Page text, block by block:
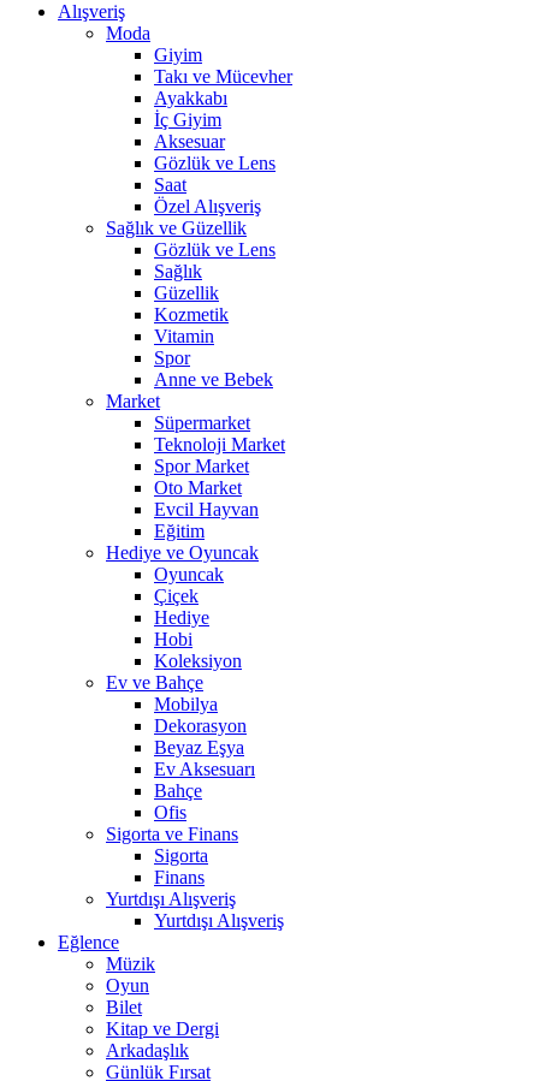
Alışveriş
Moda
Giyim
Takı ve Mücevher
Ayakkabı
İç Giyim
Aksesuar
Gözlük ve Lens
Saat
Özel Alışveriş
Sağlık ve Güzellik
Gözlük ve Lens
Sağlık
Güzellik
Kozmetik
Vitamin
Spor
Anne ve Bebek
Market
Süpermarket
Teknoloji Market
Spor Market
Oto Market
Evcil Hayvan
Eğitim
Hediye ve Oyuncak
Oyuncak
Çiçek
Hediye
Hobi
Koleksiyon
Ev ve Bahçe
Mobilya
Dekorasyon
Beyaz Eşya
Ev Aksesuarı
Bahçe
Ofis
Sigorta ve Finans
Sigorta
Finans
Yurtdışı Alışveriş
Yurtdışı Alışveriş
Eğlence
Müzik
Oyun
Bilet
Kitap ve Dergi
Arkadaşlık
Günlük Fırsat